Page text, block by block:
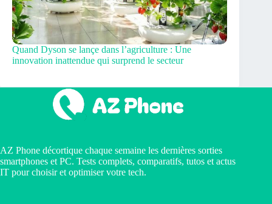
Quand Dyson se lançe dans l’agriculture : Une
innovation inattendue qui surprend le secteur
AZ Phone décortique chaque semaine les dernières sorties
smartphones et PC. Tests complets, comparatifs, tutos et actus
IT pour choisir et optimiser votre tech.